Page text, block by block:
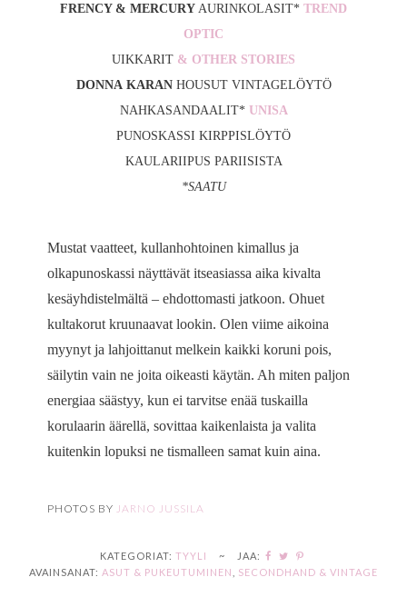
FRENCY & MERCURY AURINKOLASIT* TREND
OPTIC
UIKKARIT & OTHER STORIES
DONNA KARANHOUSUT VINTAGELÖYTÖ
NAHKASANDAALIT* UNISA
PUNOSKASSI KIRPPISLÖYTÖ
KAULARIIPUS PARIISISTA
*SAATU
Mustat vaatteet, kullanhohtoinen kimallus ja
olkapunoskassi näyttävät itseasiassa aika kivalta
kesäyhdistelmältä – ehdottomasti jatkoon. Ohuet
kultakorut kruunaavat lookin. Olen viime aikoina
myynyt ja lahjoittanut melkein kaikki koruni pois,
säilytin vain ne joita oikeasti käytän. Ah miten paljon
energiaa säästyy, kun ei tarvitse enää tuskailla
korulaarin äärellä, sovittaa kaikenlaista ja valita
kuitenkin lopuksi ne tismalleen samat kuin aina.
PHOTOS BYJARNO JUSSILA
KATEGORIAT: TYYLI ~
JAA:
AVAINSANAT: ASUT & PUKEUTUMINEN SECONDHAND & VINTAGE